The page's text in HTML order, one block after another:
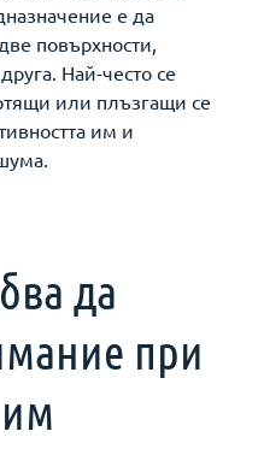
е да
повърхности,
Най-често се
или плъзгащи се
им и
да
при